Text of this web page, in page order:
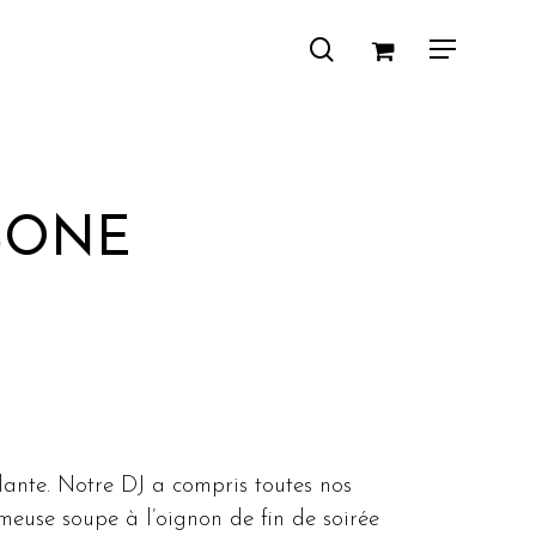
Menu
search
Notre DJ a compris toutes nos
soupe à l’oignon de fin de soirée